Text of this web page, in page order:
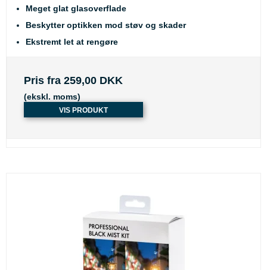
Meget glat glasoverflade
Beskytter optikken mod støv og skader
Ekstremt let at rengøre
Pris fra 259,00 DKK
(ekskl. moms)
VIS PRODUKT